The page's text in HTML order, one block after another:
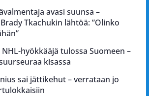
avasi suunsa –
Tkachukin lähtöä: ”Olinko
hyökkääjä tulossa Suomeen –
kisassa
sai jättikehut – verrataan jo